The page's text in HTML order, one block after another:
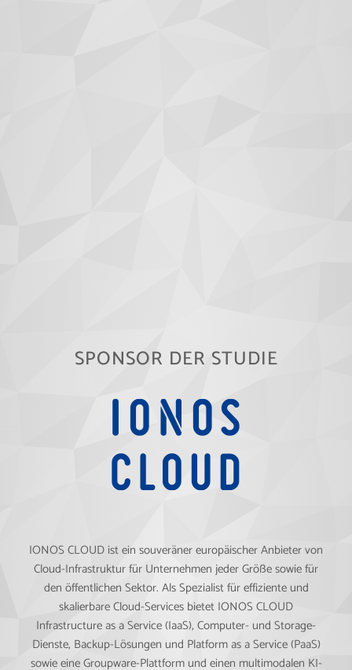
SPONSOR DER STUDIE
IONOS CLOUD ist ein souveräner europäischer Anbieter von
Cloud-Infrastruktur für Unternehmen jeder Größe sowie für
den öffentlichen Sektor. Als Spezialist für effiziente und
skalierbare Cloud-Services bietet IONOS CLOUD
Infrastructure as a Service (IaaS), Computer- und Storage-
Dienste, Backup-Lösungen und Platform as a Service (PaaS)
sowie eine Groupware-Plattform und einen multimodalen KI-